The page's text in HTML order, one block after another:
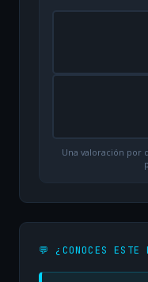
Una valoración por
💬 ¿CONOCES ESTE